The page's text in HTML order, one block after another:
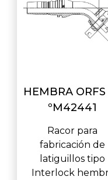
HEMBRA
ºM42441
Racor para
fabricación de
latiguillos tipo
Interlock